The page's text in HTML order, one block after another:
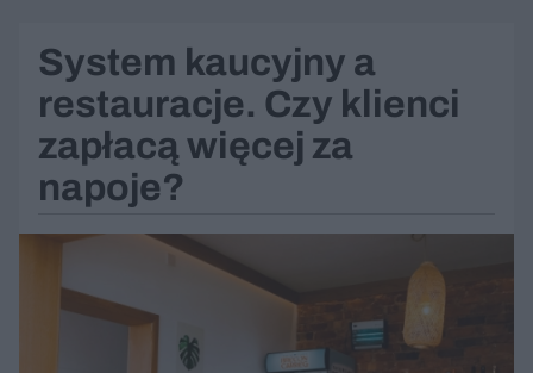
System kaucyjny a
restauracje. Czy klienci
zapłacą więcej za
napoje?